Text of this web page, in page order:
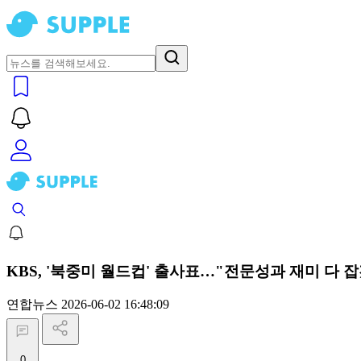
KBS, '북중미 월드컵' 출사표…"전문성과 재미 다
연합뉴스 2026-06-02 16:48:09